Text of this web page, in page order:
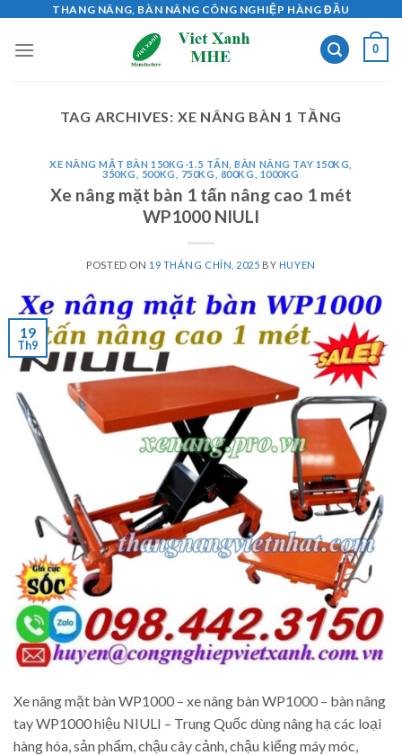
content
THANG NÂNG, BÀN NÂNG CÔNG NGHIỆP HÀNG ĐẦU
0
TAG ARCHIVES: XE NÂNG BÀN 1 TẦNG
XE NÂNG MẶT BÀN 150KG-1.5 TẤN ,BÀN NÂNG TAY 150KG,
350KG, 500KG, 750KG, 800KG, 1000KG
Xe nâng mặt bàn 1 tấn nâng cao 1 mét
WP1000 NIULI
POSTED ON 19 THÁNG CHÍN, 2025 BY HUYEN
19
Th9
Xe nâng mặt bàn WP1000 – xe nâng bàn WP1000 – bàn nâng
tay WP1000 hiệu NIULI – Trung Quốc dùng nâng hạ các loại
hàng hóa, sản phẩm, chậu cây cảnh, chậu kiểng máy móc,